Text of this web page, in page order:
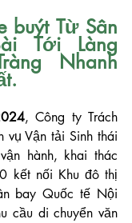
buýt Từ Sân
Tới Làng
Nhanh
, Công ty Trách
vụ Vận tải Sinh thái
hành, khai thác
kết nối Khu đô thị
bay Quốc tế Nội
cầu di chuyển văn